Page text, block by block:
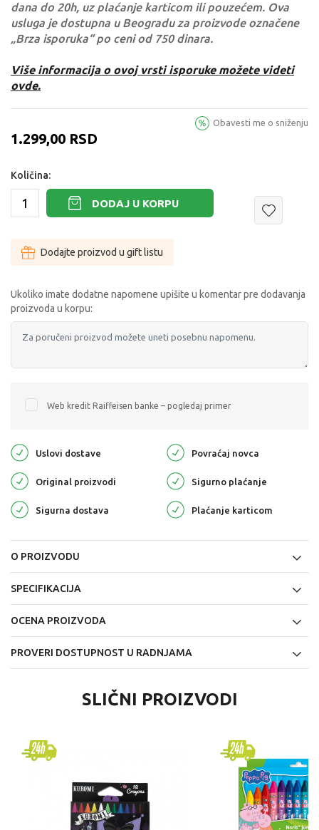
dana do 20h, uz plaćanje karticom ili pouzećem. Ova
usluga je dostupna u Beogradu za proizvode označene
„Brza isporuka“ po ceni od 750 dinara.
Više informacija o ovoj vrsti isporuke možete videti
ovde.
1.299,00 RSD
Obavesti me o sniženju
Količina:
DODAJ U KORPU
Dodajte proizvod u gift listu
Ukoliko imate dodatne napomene upišite u komentar pre dodavanja
proizvoda u korpu:
Web kredit Raiffeisen banke – pogledaj primer
Uslovi dostave Povraćaj novca
Original proizvodi Sigurno plaćanje
Sigurna dostava Plaćanje karticom
O PROIZVODU
SPECIFIKACIJA
OCENA PROIZVODA
PROVERI DOSTUPNOST U RADNJAMA
SLIČNI PROIZVODI